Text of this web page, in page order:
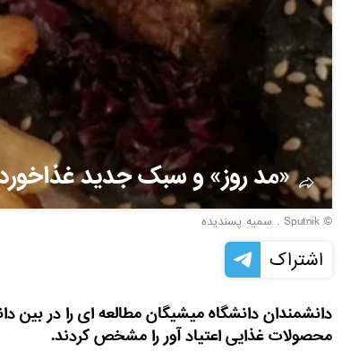
«مد روز» و سبک جدید
© Sputnik . سمیه پسندیده
اشتراک
دانشمندان دانشگاه میشیگان مطالعه ای را در بین
محصولات غذایی اعتیاد آور را مشخص کردند.